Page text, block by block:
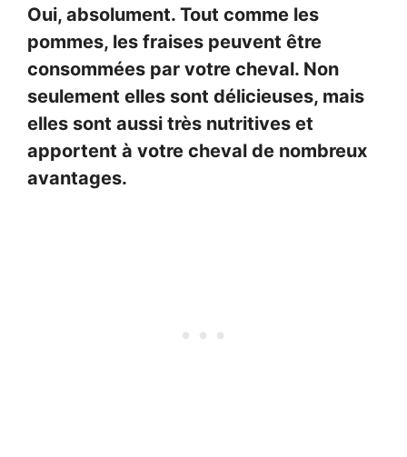
Oui, absolument. Tout comme les
pommes, les fraises peuvent être
consommées par votre cheval. Non
seulement elles sont délicieuses, mais
elles sont aussi très nutritives et
apportent à votre cheval de nombreux
avantages.